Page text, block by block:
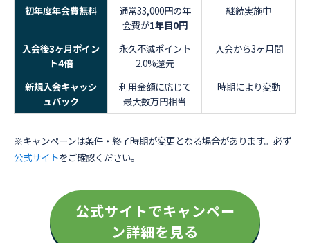
初年度年会費無料
通常33,000円の年
会費が1年目0円
継続実施中
入会後3ヶ月ポイン
ト4倍
永久不滅ポイント
2.0%還元
入会から3ヶ月間
新規入会キャッシ
ュバック
利用金額に応じて
最大数万円相当
時期により変動
※キャンペーンは条件・終了時期が変更となる場合があります。必ず
公式サイトをご確認ください。
公式サイトでキャンペー
ン詳細を見る